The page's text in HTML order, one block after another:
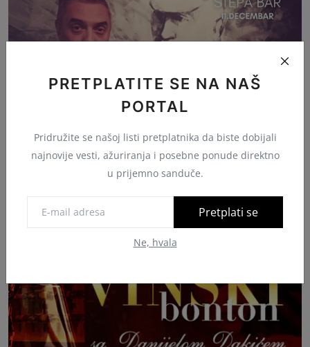
PRETPLATITE SE NA NAŠ
PORTAL
Pridružite se našoj listi pretplatnika da biste dobijali
najnovije vesti, ažuriranja i posebne ponude direktno
u prijemno sanduče.
Pretplati se
Ne, hvala
"Vinski bonton" u Stepa baru
11. Decembar od 19 časova "Vinski bonton" po prvi put u Stepa